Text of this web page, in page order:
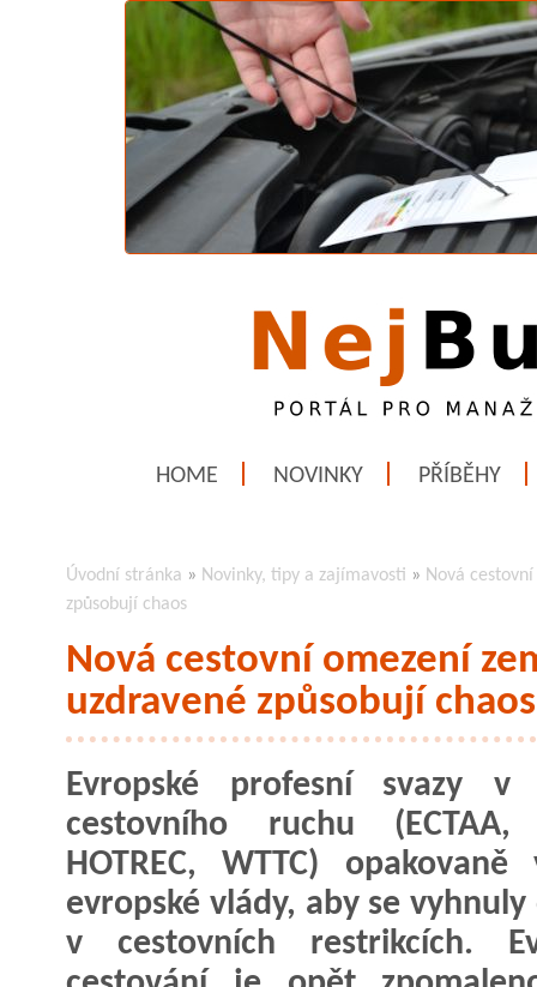
HOME NOVINKY PŘÍBĚHY
Úvodní stránka » Novinky, tipy a zajímavosti » Nová
způsobují chaos
Nová cestovní omezení
uzdravené způsobují chaos
Evropské profesní svazy v
cestovního ruchu (ECTAA,
HOTREC, WTTC) opakovaně
evropské vlády, aby se vyhnuly
v cestovních restrikcích.